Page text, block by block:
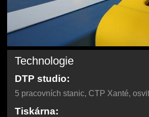
Technologie
DTP studio:
5 pracovních stanic, CTP Xanté,
Tiskárna: